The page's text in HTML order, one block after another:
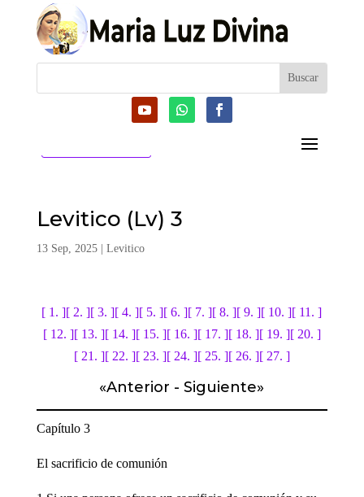
Levitico (Lv) 3
13 Sep, 2025| Levitico
[ 1. ][ 2. ][ 3. ][ 4. ][ 5. ][ 6. ][ 7. ][ 8. ][ 9. ][ 10. ][ 11. ]
[ 12. ][ 13. ][ 14. ][ 15. ][ 16. ][ 17. ][ 18. ][ 19. ][ 20. ]
[ 21. ][ 22. ][ 23. ][ 24. ][ 25. ][ 26. ][ 27. ]
«Anterior -Siguiente»
Capítulo 3
El sacrificio de comunión